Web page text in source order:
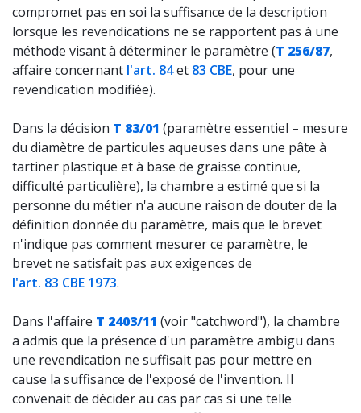
compromet pas en soi la suffisance de la description
lorsque les revendications ne se rapportent pas à une
méthode visant à déterminer le paramètre (T 256/87,
affaire concernant l'art. 84et 83 CBE, pour une
revendication modifiée).
Dans la décision T 83/01 (paramètre essentiel – mesure
du diamètre de particules aqueuses dans une pâte à
tartiner plastique et à base de graisse continue,
difficulté particulière), la chambre a estimé que si la
personne du métier n'a aucune raison de douter de la
définition donnée du paramètre, mais que le brevet
n'indique pas comment mesurer ce paramètre, le
brevet ne satisfait pas aux exigences de
l'art. 83 CBE 1973.
Dans l'affaire T 2403/11 (voir "catchword"), la chambre
a admis que la présence d'un paramètre ambigu dans
une revendication ne suffisait pas pour mettre en
cause la suffisance de l'exposé de l'invention. Il
convenait de décider au cas par cas si une telle